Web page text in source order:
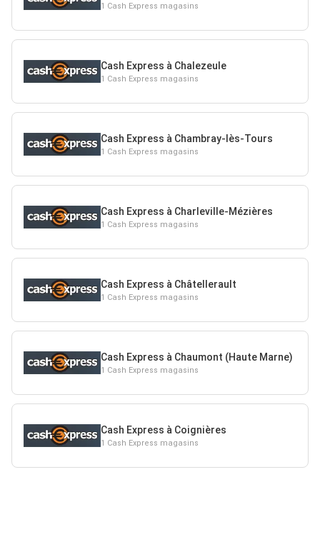
1 Cash Express magasins
Cash Express à Chalezeule
1 Cash Express magasins
Cash Express à Chambray-lès-Tours
1 Cash Express magasins
Cash Express à Charleville-Mézières
1 Cash Express magasins
Cash Express à Châtellerault
1 Cash Express magasins
Cash Express à Chaumont (Haute Marne)
1 Cash Express magasins
Cash Express à Coignières
1 Cash Express magasins